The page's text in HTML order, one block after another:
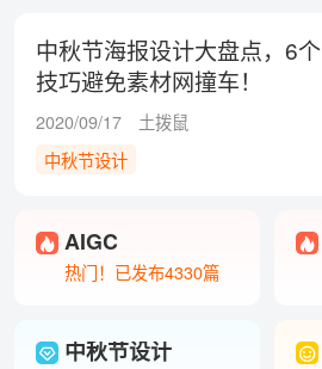
中秋节海报设计大盘点，6个
技巧避免素材网撞车！
2020/09/17
土拨鼠
中秋节设计
AIGC
热门！已发布4330篇
中秋节设计